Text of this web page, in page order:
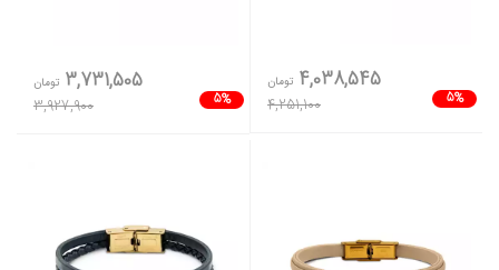
5%
4,038,545 تومان
4,251,100
5%
3,731,505 تومان
3,927,900